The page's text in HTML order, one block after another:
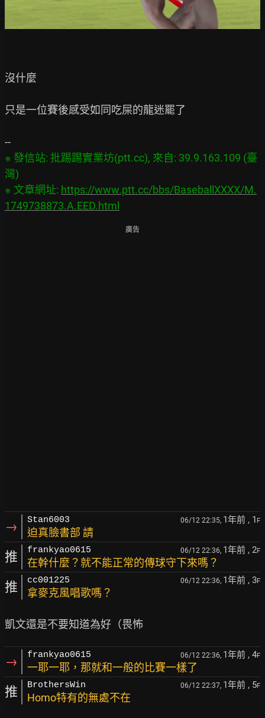
沒什麼
只是一位賽後感受如同吃屎的龍迷罷了
※ 發信站: 批踢踢實業坊(ptt.cc), 來自: 39.9.163.109 (臺
灣)
※ 文章網址: https://www.ptt.cc/bbs/BaseballXXXX/M.
1749738873.A.EED.html
廣告
→ Stan6003 06/12 22:35, 1年前 , 1 F
迫真臉書部 請
推 frankyao0615 06/12 22:36, 1年前 , 2F
在幹什麼？就不能正常的傳球守下來嗎？
推 cc001225 06/12 22:36, 1年前 , 3F
拿麥克風唱歌嗎？
→ frankyao0615 06/12 22:36, 1年前 , 4F
一耶一耶，那就和一般的比賽一樣了
推 BrothersWin 06/12 22:37, 1年前 , 5F
Homo特有的無處不在